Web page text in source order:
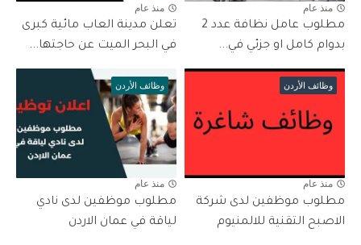
منذ عام
مطلوب عامل نظافة عدد 2
بدوام كامل او جزئي في...
منذ عام
تعلن مدينة العاب مائية كبرى
في البحر الميت عن حاجتها...
وظائف الأردن
منذ عام
مطلوب موظفين لدى شركة
الاصبح التقنية للالمنيوم
وظائف الأردن
منذ عام
مطلوب موظفين لدى نادي
لياقة في عمان الاردن